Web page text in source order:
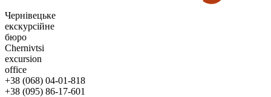
Чернівецьке
екскурсійне
бюро
Chernivtsi
excursion
office
+38 (068) 04-01-818
+38 (095) 86-17-601